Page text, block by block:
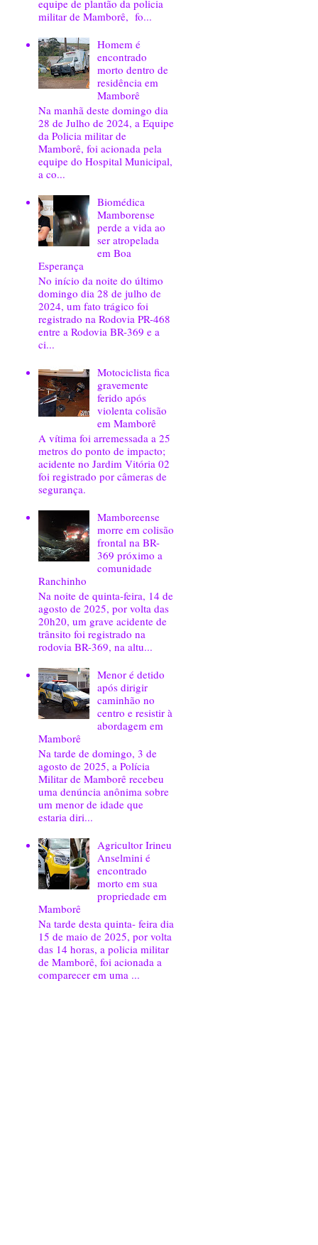
equipe de plantão da policia
militar de Mamborê, fo...
Homem é
encontrado
morto dentro de
residência em
Mamborê
Na manhã deste domingo dia
28 de Julho de 2024, a Equipe
da Policia militar de
Mamborê, foi acionada pela
equipe do Hospital Municipal,
a co...
Biomédica
Mamborense
perde a vida ao
ser atropelada
em Boa
Esperança
No início da noite do último
domingo dia 28 de julho de
2024, um fato trágico foi
registrado na Rodovia PR-468
entre a Rodovia BR-369 e a
ci...
Motociclista fica
gravemente
ferido após
violenta colisão
em Mamborê
A vítima foi arremessada a 25
metros do ponto de impacto;
acidente no Jardim Vitória 02
foi registrado por câmeras de
segurança.
Mamboreense
morre em colisão
frontal na BR-
369 próximo a
comunidade
Ranchinho
Na noite de quinta-feira, 14 de
agosto de 2025, por volta das
20h20, um grave acidente de
trânsito foi registrado na
rodovia BR-369, na altu...
Menor é detido
após dirigir
caminhão no
centro e resistir à
abordagem em
Mamborê
Na tarde de domingo, 3 de
agosto de 2025, a Polícia
Militar de Mamborê recebeu
uma denúncia anônima sobre
um menor de idade que
estaria diri...
Agricultor Irineu
Anselmini é
encontrado
morto em sua
propriedade em
Mamborê
Na tarde desta quinta- feira dia
15 de maio de 2025, por volta
das 14 horas, a policia militar
de Mamborê, foi acionada a
comparecer em uma ...